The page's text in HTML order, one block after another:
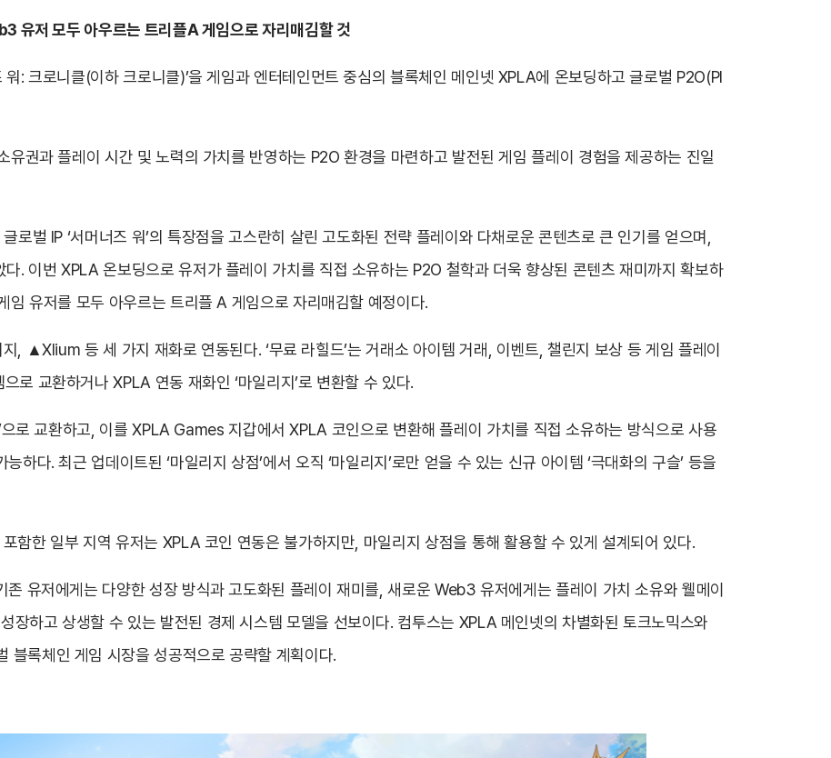
유저 모두 아우르는 트리플A 게임으로 자리매김할 것
: 크로니클(이하 크로니클)’을 게임과 엔터테인먼트 중심의 블록체인 메인넷 XPLA에 온보딩하고 글로벌 P2O(Pl
유권과 플레이 시간 및 노력의 가치를 반영하는 P2O 환경을 마련하고 발전된 게임 플레이 경험을 제공하는 진일
로벌 IP ‘서머너즈 워’의 특장점을 고스란히 살린 고도화된 전략 플레이와 다채로운 콘텐츠로 큰 인기를 얻으며,
. 이번 XPLA 온보딩으로 유저가 플레이 가치를 직접 소유하는 P2O 철학과 더욱 향상된 콘텐츠 재미까지 확보하
유저를 모두 아우르는 트리플 A 게임으로 자리매김할 예정이다.
, ▲Xlium 등 세 가지 재화로 연동된다. ‘무료 라힐드’는 거래소 아이템 거래, 이벤트, 챌린지 보상 등 게임 플레이
로 교환하거나 XPLA 연동 재화인 ‘마일리지’로 변환할 수 있다.
으로 교환하고, 이를 XPLA Games 지갑에서 XPLA 코인으로 변환해 플레이 가치를 직접 소유하는 방식으로 사용
하다. 최근 업데이트된 ‘마일리지 상점’에서 오직 ‘마일리지’로만 얻을 수 있는 신규 아이템 ‘극대화의 구슬’ 등을
포함한 일부 지역 유저는 XPLA 코인 연동은 불가하지만, 마일리지 상점을 통해 활용할 수 있게 설계되어 있다.
존 유저에게는 다양한 성장 방식과 고도화된 플레이 재미를, 새로운 Web3 유저에게는 플레이 가치 소유와 웰메이
장하고 상생할 수 있는 발전된 경제 시스템 모델을 선보이다. 컴투스는 XPLA 메인넷의 차별화된 토크노믹스와
블록체인 게임 시장을 성공적으로 공략할 계획이다.